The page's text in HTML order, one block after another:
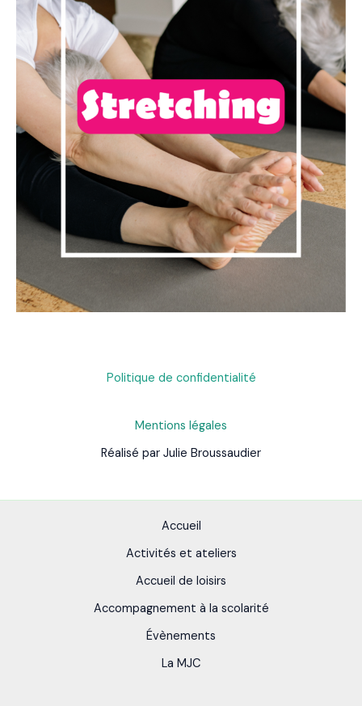
Politique de confidentialité
Mentions légales
Réalisé par Julie Broussaudier
Accueil
Activités et ateliers
Accueil de loisirs
Accompagnement à la scolarité
Évènements
La MJC